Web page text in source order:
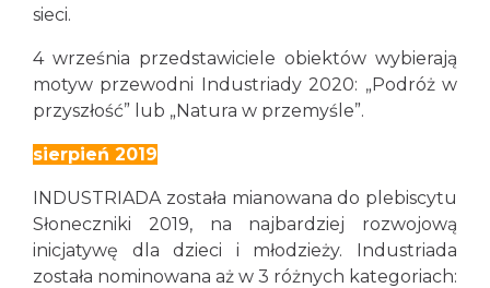
sieci.
4 września przedstawiciele obiektów wybierają
motyw przewodni Industriady 2020: „Podróż w
przyszłość” lub „Natura w przemyśle”.
sierpień 2019
INDUSTRIADA została mianowana do plebiscytu
Słoneczniki 2019, na najbardziej rozwojową
inicjatywę dla dzieci i młodzieży. Industriada
została nominowana aż w 3 różnych kategoriach: